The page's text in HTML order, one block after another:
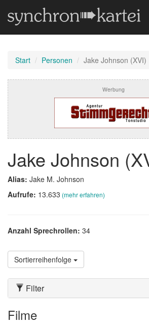
Start Personen Jake Johnson (XVI)
Werbung
Jake Johnson
Alias: Jake M. Johnson
Aufrufe: 13.633 (mehr erfahren)
Anzahl Sprechrollen: 34
Sortierreihenfolge
Filter
Filme